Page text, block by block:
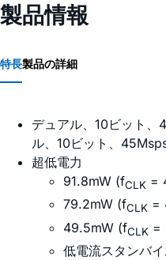
製品情報
特長製品の詳細
デュアル、10ビット
ル、10ビット、
超低電力
91.8mW (fCLK =
79.2mW (fCLK =
49.5mW (fCLK =
低電流スタンバ